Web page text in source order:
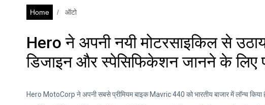
Home ऑटो
Hero ने अपनी नयी मोटरसाइकिल से
डिजाइन और स्पेसिफिकेशन जानने के लिए
Hero MotoCorp ने अपनी सबसे प्रीमियम बाइक Mavric 440 को भारतीय बाजार में लॉन्च